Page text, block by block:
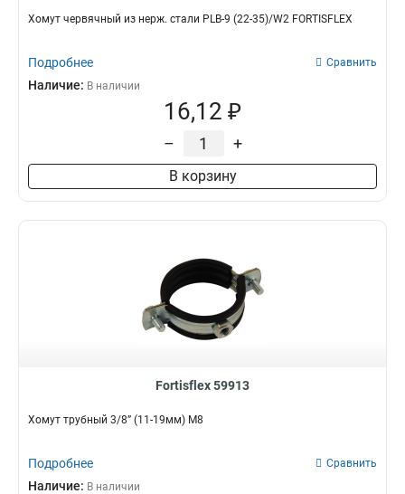
Хомут червячный из нерж. стали PLB-9 (22-35)/W2 FORTISFLEX
Подробнее Сравнить
Наличие: В наличии
16,12 ₽
– +
В корзину
Fortisflex 59913
Хомут трубный 3/8” (11-19мм) М8
Подробнее Сравнить
Наличие: В наличии